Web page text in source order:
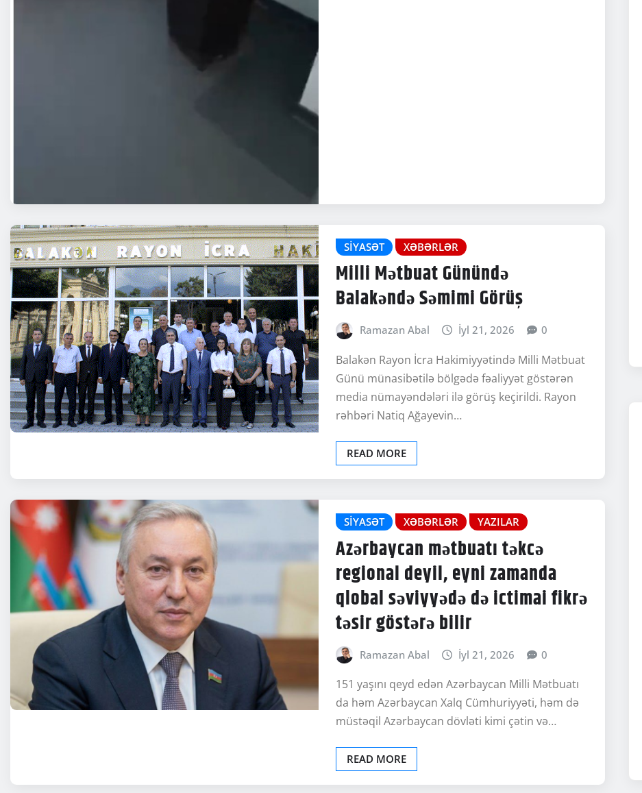
SIYASƏT XƏBƏRLƏR
Milli Mətbuat Günündə
Balakəndə Səmimi Görüş
Ramazan Abal İyl 21, 2026 0
Balakən Rayon İcra Hakimiyyətində Milli Mətbuat
Günü münasibətilə bölgədə fəaliyyət göstərən
media nümayəndələri ilə görüş keçirildi. Rayon
rəhbəri Natiq Ağayevin…
READ MORE
SIYASƏT XƏBƏRLƏR YAZILAR
Azərbaycan mətbuatı təkcə
regional deyil, eyni zamanda
qlobal səviyyədə də ictimai fikrə
təsir göstərə bilir
Ramazan Abal İyl 21, 2026 0
151 yaşını qeyd edən Azərbaycan Milli Mətbuatı
da həm Azərbaycan Xalq Cümhuriyyəti, həm də
müstəqil Azərbaycan dövləti kimi çətin və…
READ MORE